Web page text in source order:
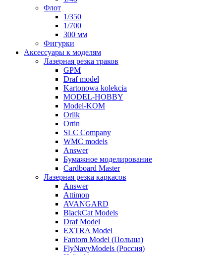
Флот
1/350
1/700
300 мм
Фигурки
Аксессуары к моделям
Лазерная резка траков
GPM
Draf model
Kartonowa kolekcia
MODEL-HOBBY
Model-KOM
Orlik
Ortin
SLC Company
WMC models
Answer
Бумажное моделирование
Cardboard Master
Лазерная резка каркасов
Answer
Attimon
AVANGARD
BlackCat Models
Draf Model
EXTRA Model
Fantom Model (Польша)
FlyNavyModels (Россия)